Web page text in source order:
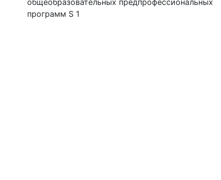
общеобразовательных предпрофессиональных
программ S 1